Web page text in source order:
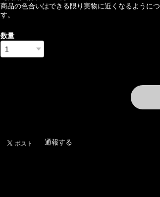
商品の色合いはできる限り実物に近くなるように
す。
数量
通報する